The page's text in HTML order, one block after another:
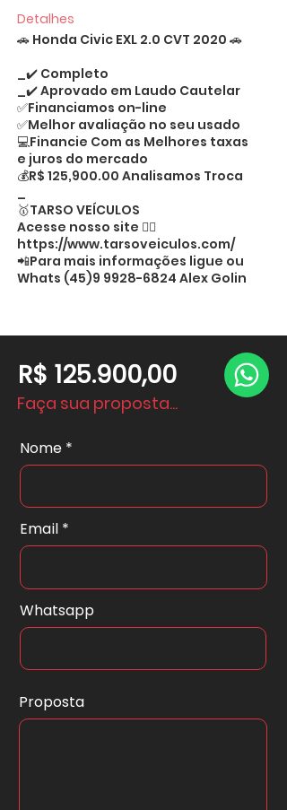
Detalhes
🚗 Honda Civic EXL 2.0 CVT 2020 🚗
_✔️ Completo
_✔️ Aprovado em Laudo Cautelar
✅Financiamos on-line
✅Melhor avaliação no seu usado
💻Financie Com as Melhores taxas
e juros do mercado
💰R$ 125,900.00 Analisamos Troca
_
🥇TARSO VEÍCULOS
Acesse nosso site 👉🏻
https://www.tarsoveiculos.com/
📲Para mais informações ligue ou
Whats (45)9 9928-6824 Alex Golin
R$ 125.900,00
Faça sua proposta...
Nome
Email
Whatsapp
Proposta